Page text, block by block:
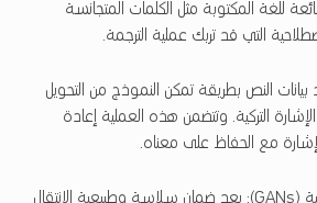
للغة المكتوبة مثل الكلمات المتجانسة
التي قد تربك عملية الترجمة.
بيانات النص بطريقة تمكن النموذج من التحويل
التركية. وتتضمن هذه العملية إعادة
مع الحفاظ على معناه.
الشبكات التوليدية التنافسية (GANs): يعد ضمان سلاسة وطبيعية الانتقال